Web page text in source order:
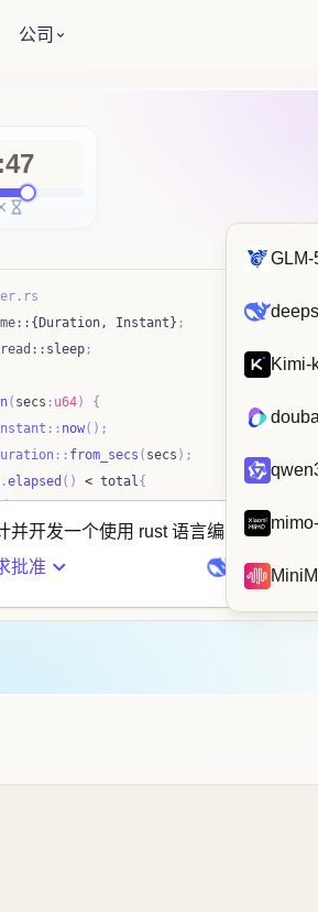
公司
{Duration, Instant} ;
sleep ;
( secs : u64) {
:: now();
:: from_secs ( secs );
.elapsed () < total{
::from_secs(1 ));
并开发一个使用 rust 语言编写的计时器
批准
deepseek-
GLM-
Kimi-